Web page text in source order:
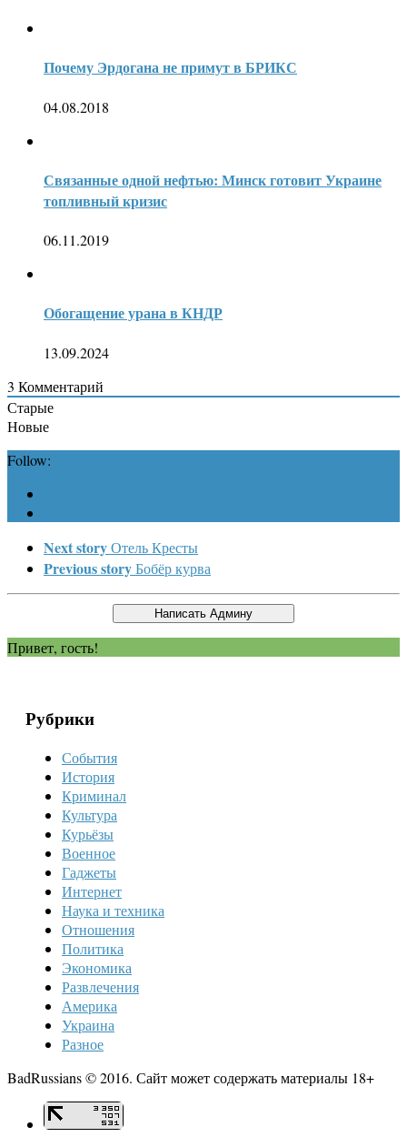
Почему Эрдогана не примут в БРИКС
04.08.2018
Связанные одной нефтью: Минск готовит Украине
топливный кризис
06.11.2019
Обогащение урана в КНДР
13.09.2024
3 Комментарий
Старые
Новые
Follow:
Next storyОтель Кресты
Previous storyБобёр курва
Привет, гость!
Рубрики
События
История
Криминал
Культура
Курьёзы
Военное
Гаджеты
Интернет
Наука и техника
Отношения
Политика
Экономика
Развлечения
Америка
Украина
Разное
BadRussians © 2016. Сайт может содержать материалы 18+